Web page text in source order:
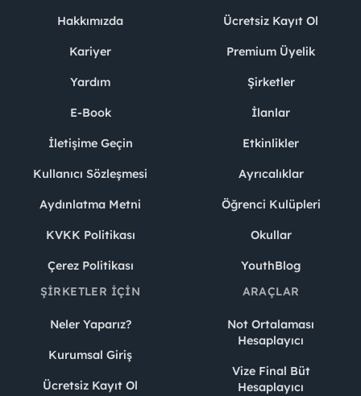
Hakkımızda
Kariyer
Yardım
E-Book
İletişime Geçin
Kullanıcı Sözleşmesi
Aydınlatma Metni
KVKK Politikası
Çerez Politikası
Ücretsiz Kayıt Ol
Premium Üyelik
Şirketler
İlanlar
Etkinlikler
Ayrıcalıklar
Öğrenci Kulüpleri
Okullar
YouthBlog
ŞIRKETLER İÇIN
Neler Yaparız?
Kurumsal Giriş
Ücretsiz Kayıt Ol
ARAÇLAR
Not Ortalaması
Hesaplayıcı
Vize Final Büt
Hesaplayıcı